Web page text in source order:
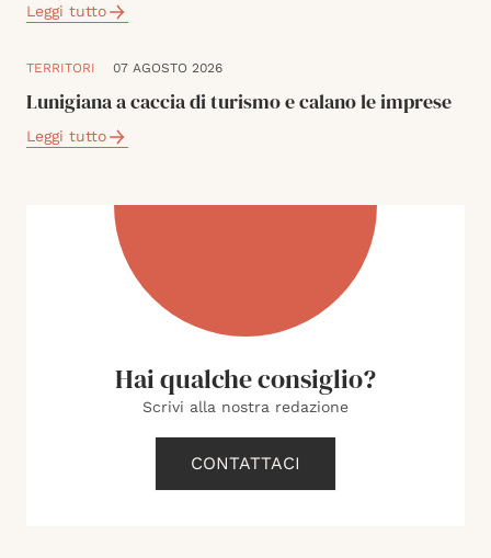
Leggi tutto
TERRITORI 07 AGOSTO 2026
Lunigiana a caccia di turismo e calano le imprese
Leggi tutto
Hai qualche consiglio?
Scrivi alla nostra redazione
CONTATTACI